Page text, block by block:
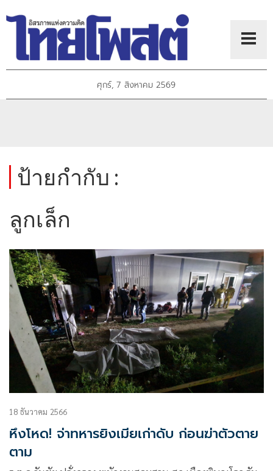
ศุกร์, 7 สิงหาคม 2569
ป้ายกำกับ :
ลูกเล็ก
18 ธันวาคม 2566
หึงโหด! จ่าทหารยิงเมียเก่าดับ ก่อนฆ่าตัวตาย
ตาม